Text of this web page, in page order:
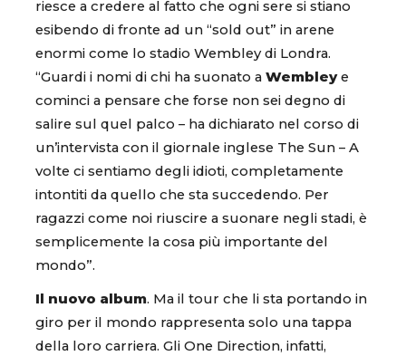
riesce a credere al fatto che ogni sere si stiano
esibendo di fronte ad un “sold out” in arene
enormi come lo stadio Wembley di Londra.
“Guardi i nomi di chi ha suonato a Wembleye
cominci a pensare che forse non sei degno di
salire sul quel palco – ha dichiarato nel corso di
un’intervista con il giornale inglese The Sun – A
volte ci sentiamo degli idioti, completamente
intontiti da quello che sta succedendo. Per
ragazzi come noi riuscire a suonare negli stadi, è
semplicemente la cosa più importante del
mondo”.
Il nuovo album. Ma il tour che li sta portando in
giro per il mondo rappresenta solo una tappa
della loro carriera. Gli One Direction, infatti,